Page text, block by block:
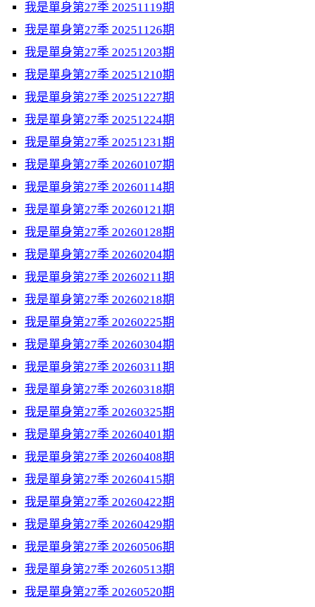
我是單身第27季 20251119期
我是單身第27季 20251126期
我是單身第27季 20251203期
我是單身第27季 20251210期
我是單身第27季 20251227期
我是單身第27季 20251224期
我是單身第27季 20251231期
我是單身第27季 20260107期
我是單身第27季 20260114期
我是單身第27季 20260121期
我是單身第27季 20260128期
我是單身第27季 20260204期
我是單身第27季 20260211期
我是單身第27季 20260218期
我是單身第27季 20260225期
我是單身第27季 20260304期
我是單身第27季 20260311期
我是單身第27季 20260318期
我是單身第27季 20260325期
我是單身第27季 20260401期
我是單身第27季 20260408期
我是單身第27季 20260415期
我是單身第27季 20260422期
我是單身第27季 20260429期
我是單身第27季 20260506期
我是單身第27季 20260513期
我是單身第27季 20260520期